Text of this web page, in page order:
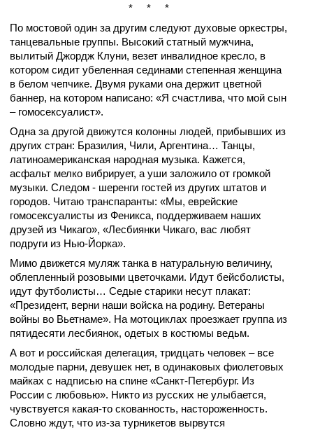
* * *
По мостовой один за другим следуют духовые оркестры,
танцевальные группы. Высокий статный мужчина,
вылитый Джордж Клуни, везет инвалидное кресло, в
котором сидит убеленная сединами степенная женщина
в белом чепчике. Двумя руками она держит цветной
баннер, на котором написано: «Я счастлива, что мой сын
– гомосексуалист».
Одна за другой движутся колонны людей, прибывших из
других стран: Бразилия, Чили, Аргентина… Танцы,
латиноамериканская народная музыка. Кажется,
асфальт мелко вибрирует, а уши заложило от громкой
музыки. Следом - шеренги гостей из других штатов и
городов. Читаю транспаранты: «Мы, еврейские
гомосексуалисты из Феникса, поддерживаем наших
друзей из Чикаго», «Лесбиянки Чикаго, вас любят
подруги из Нью-Йорка».
Мимо движется муляж танка в натуральную величину,
облепленный розовыми цветочками. Идут бейсболисты,
идут футболисты… Седые старики несут плакат:
«Президент, верни наши войска на родину. Ветераны
войны во Вьетнаме». На мотоциклах проезжает группа из
пятидесяти лесбиянок, одетых в костюмы ведьм.
А вот и российская делегация, тридцать человек – все
молодые парни, девушек нет, в одинаковых фиолетовых
майках с надписью на спине «Санкт-Петербург. Из
России с любовью». Никто из русских не улыбается,
чувствуется какая-то скованность, настороженность.
Словно ждут, что из-за турникетов вырвутся